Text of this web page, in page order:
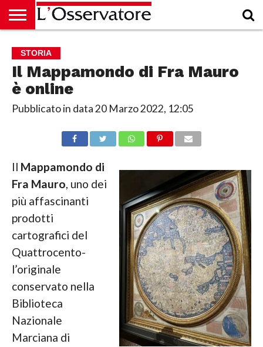
CULTURA
ECONOMIA
RUBRICHE
ARCHIVIO
PODCAST
ABBONAMENTO
CHI
SIAMO
ACCEDI
STORIA
Il Mappamondo di Fra Mauro
è online
Pubblicato in data20 Marzo 2022, 12:05
Il Mappamondo di
Fra Mauro, uno dei
più affascinanti
prodotti
cartografici del
Quattrocento-
l’originale
conservato nella
Biblioteca
Nazionale
Marciana di